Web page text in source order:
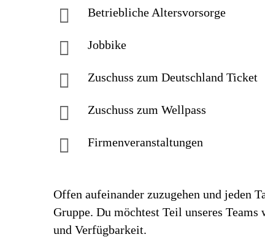
Betriebliche Altersvorsorge
Jobbike
Zuschuss zum Deutschland Ticket
Zuschuss zum Wellpass
Firmenveranstaltungen
Offen aufeinander zuzugehen und jeden
Gruppe. Du möchtest Teil unseres
und Verfügbarkeit.